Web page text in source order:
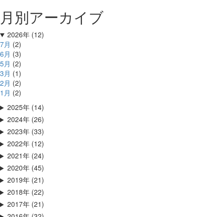
月別アーカイブ
2026年 (12)
7月 (2)
6月 (3)
5月 (2)
3月 (1)
2月 (2)
1月 (2)
2025年 (14)
2024年 (26)
2023年 (33)
2022年 (12)
2021年 (24)
2020年 (45)
2019年 (21)
2018年 (22)
2017年 (21)